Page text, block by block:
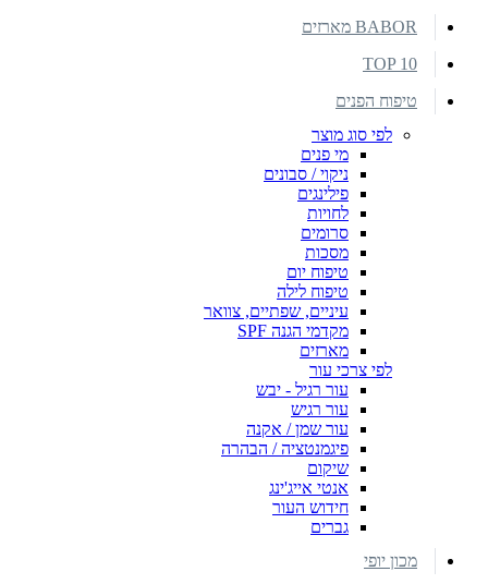
BABOR מארזים
TOP 10
טיפוח הפנים
לפי סוג מוצר
מי פנים
ניקוי / סבונים
פילינגים
לחויות
סרומים
מסכות
טיפוח יום
טיפוח לילה
עיניים, שפתיים, צוואר
מקדמי הגנה SPF
מארזים
לפי צרכי עור
עור רגיל - יבש
עור רגיש
עור שמן / אקנה
פיגמנטציה / הבהרה
שיקום
אנטי אייג'ינג
חידוש העור
גברים
מכון יופי